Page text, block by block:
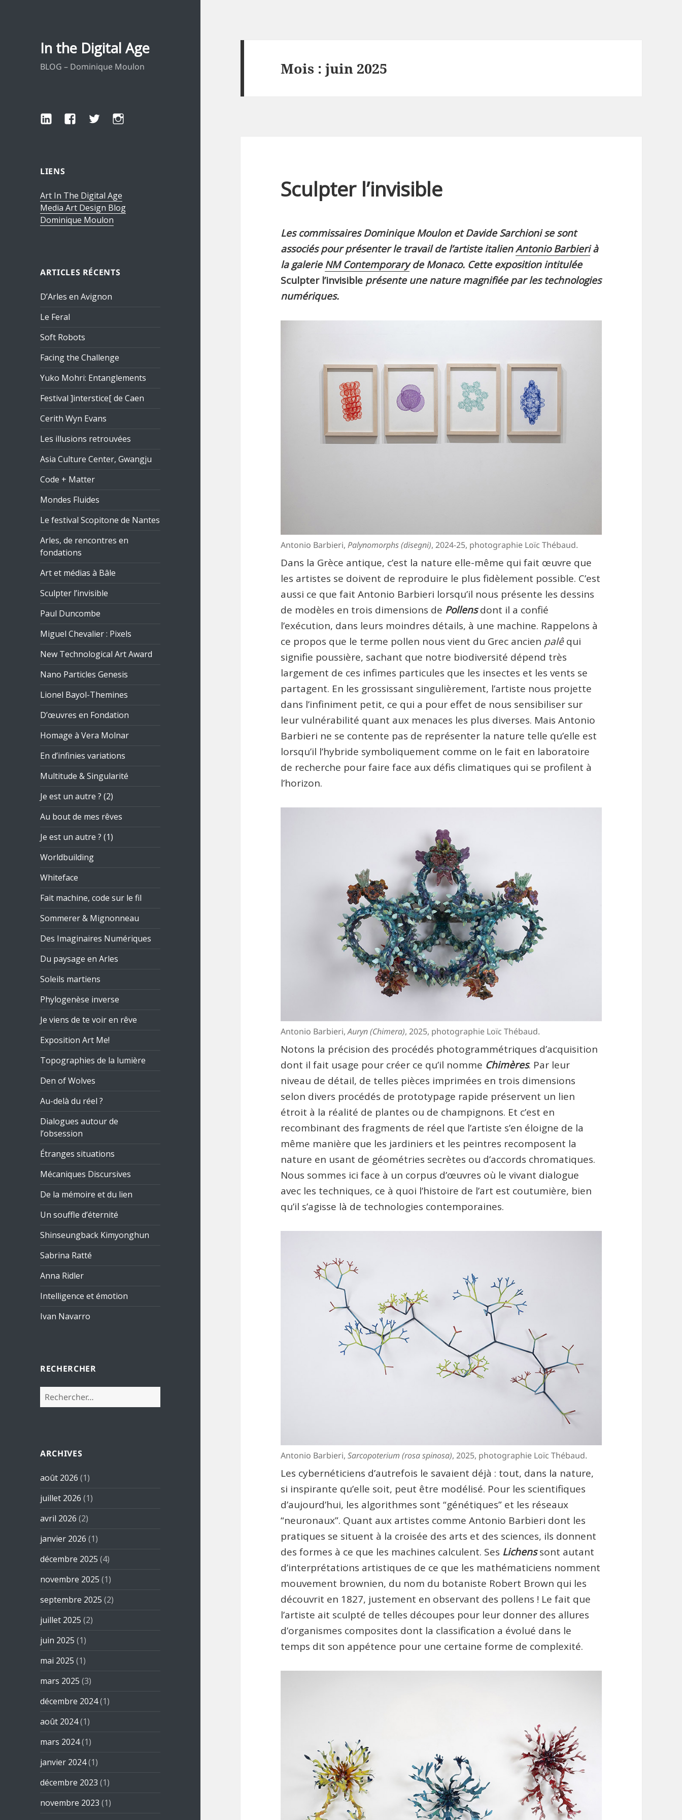
In the Digital Age
BLOG – Dominique Moulon
LinkedInFacebookTwitterInstagram
LIENS
Art In The Digital Age
Media Art Design Blog
Dominique Moulon
ARTICLES RÉCENTS
D’Arles en Avignon
Le Feral
Soft Robots
Facing the Challenge
Yuko Mohri: Entanglements
Festival ]interstice[ de Caen
Cerith Wyn Evans
Les illusions retrouvées
Asia Culture Center, Gwangju
Code + Matter
Mondes Fluides
Le festival Scopitone de Nantes
Arles, de rencontres en
fondations
Art et médias à Bâle
Sculpter l’invisible
Paul Duncombe
Miguel Chevalier : Pixels
New Technological Art Award
Nano Particles Genesis
Lionel Bayol-Themines
D’œuvres en Fondation
Homage à Vera Molnar
En d’infinies variations
Multitude & Singularité
Je est un autre ? (2)
Au bout de mes rêves
Je est un autre ? (1)
Worldbuilding
Whiteface
Fait machine, code sur le fil
Sommerer & Mignonneau
Des Imaginaires Numériques
Du paysage en Arles
Soleils martiens
Phylogenèse inverse
Je viens de te voir en rêve
Exposition Art Me!
Topographies de la lumière
Den of Wolves
Au-delà du réel ?
Dialogues autour de
l’obsession
Étranges situations
Mécaniques Discursives
De la mémoire et du lien
Un souffle d’éternité
Shinseungback Kimyonghun
Sabrina Ratté
Anna Ridler
Intelligence et émotion
Ivan Navarro
RECHERCHER
Rechercher :
ARCHIVES
août 2026 (1)
juillet 2026 (1)
avril 2026 (2)
janvier 2026 (1)
décembre 2025 (4)
novembre 2025 (1)
septembre 2025 (2)
juillet 2025 (2)
juin 2025 (1)
mai 2025 (1)
mars 2025 (3)
décembre 2024(1)
août 2024(1)
mars 2024(1)
janvier 2024(1)
décembre 2023 (1)
novembre 2023 (1)
Mois :juin 2025
Sculpter l’invisible
Les commissaires Dominique Moulon et Davide Sarchioni se sont
associés pour présenter le travail de l’artiste italienAntonio Barbierià
la galerieNM Contemporaryde Monaco. Cette exposition intitulée
Sculpter l’invisible présente une nature magnifiée par les technologies
numériques.
Antonio Barbieri,Palynomorphs (disegni), 2024-25, photographie Loïc Thébaud.
Dans la Grèce antique, c’est la nature elle-même qui fait œuvre que
les artistes se doivent de reproduire le plus fidèlement possible. C’est
aussi ce que fait Antonio Barbieri lorsqu’il nous présente les dessins
de modèles en trois dimensions de Pollensdont il a confié
l’exécution, dans leurs moindres détails, à une machine. Rappelons à
ce propos que le terme pollen nous vient du Grec ancien palêqui
signifie poussière, sachant que notre biodiversité dépend très
largement de ces infimes particules que les insectes et les vents se
partagent. En les grossissant singulièrement, l’artiste nous projette
dans l’infiniment petit, ce qui a pour effet de nous sensibiliser sur
leur vulnérabilité quant aux menaces les plus diverses. Mais Antonio
Barbieri ne se contente pas de représenter la nature telle qu’elle est
lorsqu’il l’hybride symboliquement comme on le fait en laboratoire
de recherche pour faire face aux défis climatiques qui se profilent à
l’horizon.
Antonio Barbieri,Auryn (Chimera), 2025, photographie Loïc Thébaud.
Notons la précision des procédés photogrammétriques d’acquisition
dont il fait usage pour créer ce qu’il nomme Chimères. Par leur
niveau de détail, de telles pièces imprimées en trois dimensions
selon divers procédés de prototypage rapide préservent un lien
étroit à la réalité de plantes ou de champignons. Et c’est en
recombinant des fragments de réel que l’artiste s’en éloigne de la
même manière que les jardiniers et les peintres recomposent la
nature en usant de géométries secrètes ou d’accords chromatiques.
Nous sommes ici face à un corpus d’œuvres où le vivant dialogue
avec les techniques, ce à quoi l’histoire de l’art est coutumière, bien
qu’il s’agisse là de technologies contemporaines.
Antonio Barbieri,Sarcopoterium (rosa spinosa), 2025, photographie Loïc Thébaud.
Les cybernéticiens d’autrefois le savaient déjà : tout, dans la nature,
si inspirante qu’elle soit, peut être modélisé. Pour les scientifiques
d’aujourd’hui, les algorithmes sont “génétiques” et les réseaux
“neuronaux”. Quant aux artistes comme Antonio Barbieri dont les
pratiques se situent à la croisée des arts et des sciences, ils donnent
des formes à ce que les machines calculent. Ses Lichenssont autant
d’interprétations artistiques de ce que les mathématiciens nomment
mouvement brownien, du nom du botaniste Robert Brown qui les
découvrit en 1827, justement en observant des pollens ! Le fait que
l’artiste ait sculpté de telles découpes pour leur donner des allures
d’organismes composites dont la classification a évolué dans le
temps dit son appétence pour une certaine forme de complexité.